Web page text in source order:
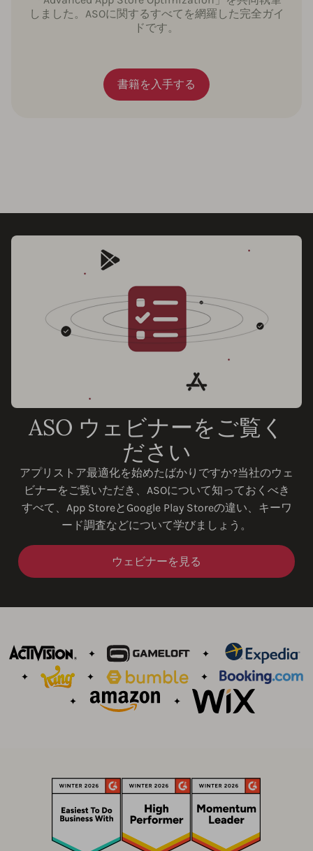
しました。ASOに関するすべてを網羅した完全ガイ
ドです。
書籍を入手する
ASO ウェビナーをご覧く
ださい
アプリストア最適化を始めたばかりですか?当社のウェ
ビナーをご覧いただき、ASOについて知っておくべき
すべて、App StoreとGoogle Play Storeの違い、キーワ
ード調査などについて学びましょう。
ウェビナーを見る